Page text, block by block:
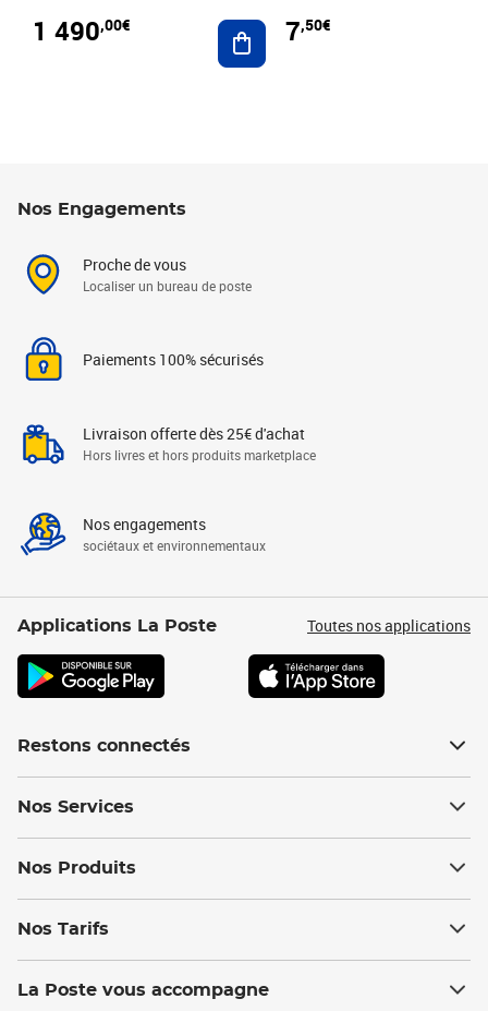
1 490,00€ Ajouter au panier
7,50€
Nos Engagements
Proche de vous
Localiser un bureau de poste
Paiements 100% sécurisés
Livraison offerte dès 25€ d'achat
Hors livres et hors produits marketplace
Nos engagements
sociétaux et environnementaux
Applications La Poste Toutes nos applications
Restons connectés
Nos Services
Nos Produits
Nos Tarifs
La Poste vous accompagne